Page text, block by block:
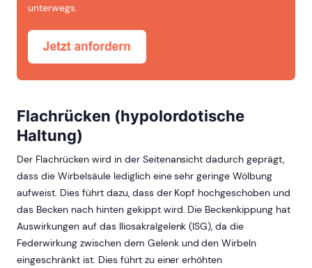
unterwegs.
Flachrücken (hypolordotische
Haltung)
Der Flachrücken wird in der Seitenansicht dadurch geprägt,
dass die Wirbelsäule lediglich eine sehr geringe Wölbung
aufweist. Dies führt dazu, dass der Kopf hochgeschoben und
das Becken nach hinten gekippt wird. Die Beckenkippung hat
Auswirkungen auf das Iliosakralgelenk (ISG), da die
Federwirkung zwischen dem Gelenk und den Wirbeln
eingeschränkt ist. Dies führt zu einer erhöhten